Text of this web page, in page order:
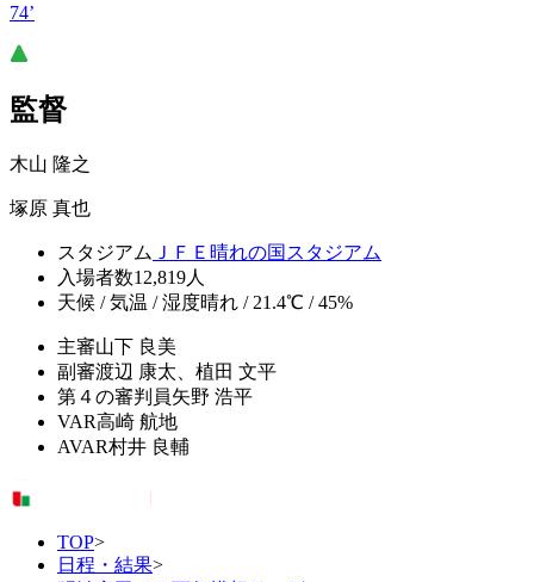
74’
監督
木山 隆之
塚原 真也
スタジアム ＪＦＥ晴れの国スタジアム
入場者数12,819人
天候 / 気温 / 湿度晴れ / 21.4℃ / 45%
主審山下 良美
副審渡辺 康太、植田 文平
第４の審判員矢野 浩平
VAR高崎 航地
AVAR村井 良輔
TOP>
日程・結果>